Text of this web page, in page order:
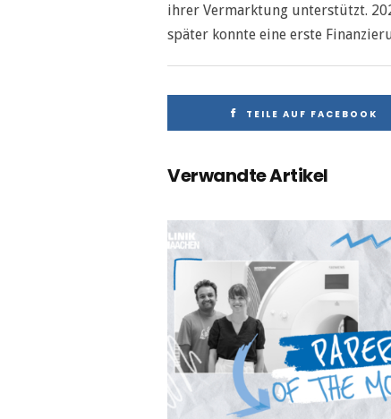
ihrer Vermarktung unterstützt.
später konnte eine erste
TEILE AUF FACEBOOK
Verwandte Artikel